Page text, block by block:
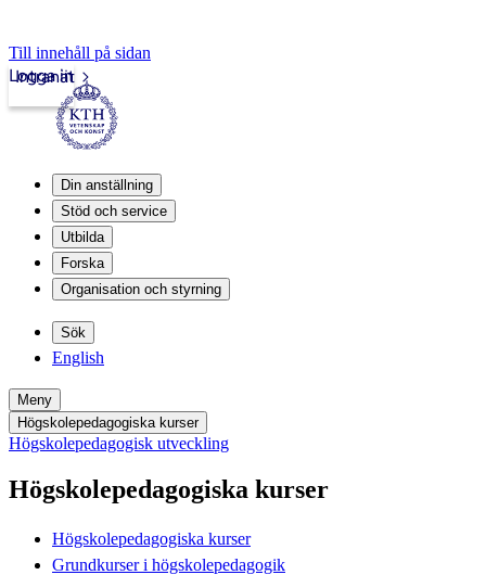
Till innehåll på sidan
Intranät
Logga in
Din anställning
Stöd och service
Utbilda
Forska
Organisation och styrning
Sök
English
Meny
Högskolepedagogiska kurser
Högskolepedagogisk utveckling
Högskolepedagogiska kurser
Högskolepedagogiska kurser
Grundkurser i högskolepedagogik